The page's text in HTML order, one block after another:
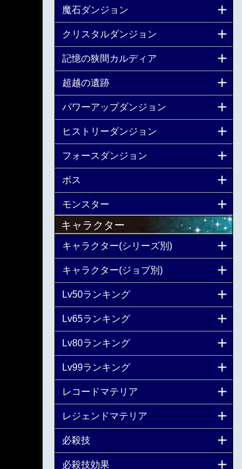
魔石ダンジョン
クリスタルダンジョン
記憶の狭間カルディア
超越の遺跡
パワーアップダンジョン
ヒストリーダンジョン
フォースダンジョン
ボス
モンスター
キャラクター
キャラクター(シリーズ別)
キャラクター(ジョブ別)
Lv50ランキング
Lv65ランキング
Lv80ランキング
Lv99ランキング
レコードマテリア
レジェンドマテリア
必殺技
必殺技効果